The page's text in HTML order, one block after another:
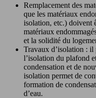
Remplacement des
que les matériaux
isolation, etc.) doivent
matériaux
et la solidité du
Travaux d’isolation : il
l’isolation du plafond
condensation et de
isolation permet de
formation de
d’eau.